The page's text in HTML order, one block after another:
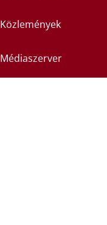
Közlemények
Médiaszerver